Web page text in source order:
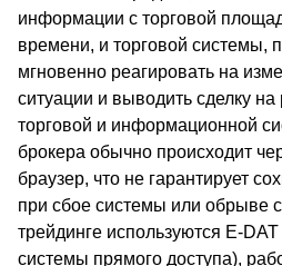
информации с торговой
времени, и торговой системы,
мгновенно реагировать на
ситуации и выводить сделку на
торговой и информационной
брокера обычно происходит
браузер, что не гарантирует
при сбое системы или обрыве
трейдинге используются Е-
системы прямого доступа),